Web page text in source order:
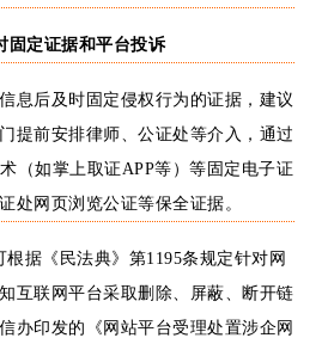
固定证据和平台投诉
息后及时固定侵权行为的证据，建议
提前安排律师、公证处等介入，通过
（如掌上取证APP等）等固定电子证
处网页浏览公证等保全证据。
根据《民法典》第1195条规定针对网
互联网平台采取删除、屏蔽、断开链
办印发的
《网站平台受理处置涉企网